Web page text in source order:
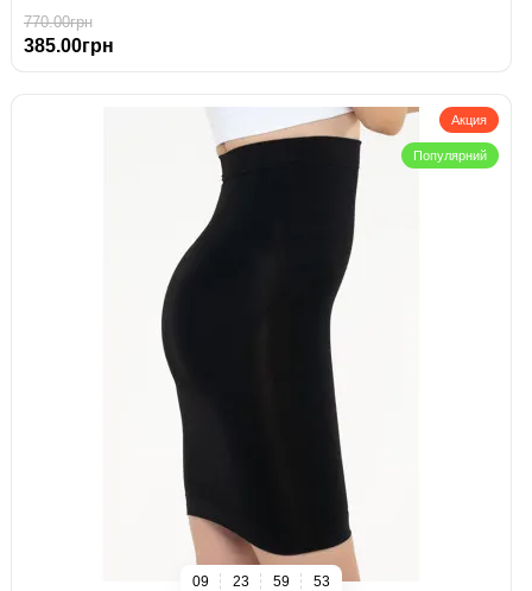
770.00грн
385.00грн
Акция
Популярний
09 23 59 52